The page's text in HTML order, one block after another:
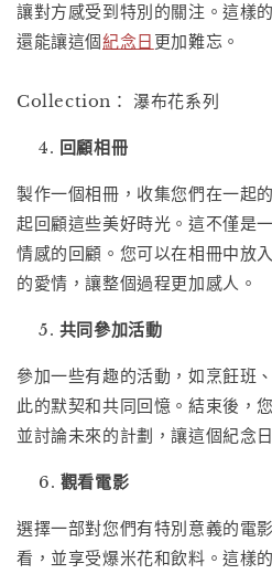
讓對方感受到特別的關注。這樣
還能讓這個紀念日 更加難忘。
Collection： 瀑布花系列
回顧相冊
製作一個相冊，收集您們在一起
起回顧這些美好時光。這不僅是
情感的回顧。您可以在相冊中放
的愛情，讓整個過程更加感人。
共同參加活動
參加一些有趣的活動，如烹飪班
此的默契和共同回憶。結束後，
並討論未來的計劃，讓這個紀念
觀看電影
選擇一部對您們有特別意義的電
看，並享受爆米花和飲料。這樣